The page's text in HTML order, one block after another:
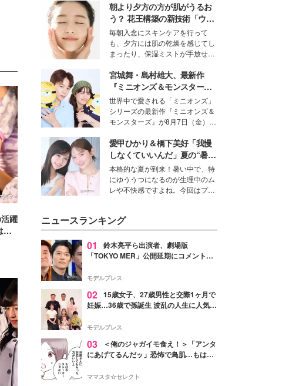
躍
、
ションの完成度を高めるベースと
して、“髪そのものの美しさ”に改
めて注目する人が増えている様
子。今回は、そんな憧れの艶やか
な髪を日常で叶える、美容好きの
女性たちのヘアケア事情を紹介し
ます。
朝より夕方の方が肌がうるお
う？ 花王構築の新技術「ウォ
ーターキャプチャリングスキ
ン（捕水肌）」がスキンケア
の常識を変える予感
毎朝入念にスキンケアを行って
も、夕方には肌の乾燥を感じてし
まったり、保湿ミストが手放せな
な美容の常識を大きく変える可能
性を秘めた、革新的な「Water
Capturing Skin（ウォーターキャ
プチャリングスキン：捕水肌）」
技術を、花王が構築した。
宮城舞・島村雄大、最新作
『ミニオンズ＆モンスター
ズ』の魅力熱弁 ハチャメチャ
だけじゃない“友情と絆”に感
動
世界中で愛される「ミニオンズ」
シリーズの最新作『ミニオンズ＆
モンスターズ』が8月7日（金）に
ニオン好き”という共通点を持つモ
デルの宮城舞と島村雄大の特別対
談をお届け！それぞれの視点か
ら、今作ならではの魅力や予想外
の感動をもたらす奥深いストーリ
ーについて熱く語り合ってもらっ
愛甲ひかり＆橋下美好「我慢
しなくていいんだ」夏の“暑さ
対策”の新しい選択肢とは？
本格的な夏が到来！暑い中で、特
にゆううつになるのが生理中のム
レや不快感ですよね。今回はプラ
好さんを迎えて本音で女子会トー
ク。猛暑のお出かけを快適に過ご
すヒントや、2人が感動した夏の
生理の新常識にも迫りました。
ニュースランキング
01
鈴木亮平ら出演者、劇場版
「TOKYO MER」公開延期にコメント
最大の敬意とエールを」
モデルプレス
02 15歳女子、27歳男性と交際1ヶ月で
妊娠…36歳で孫誕生 波乱の人生に人気タ
よ！」
モデルプレス
03
＜俺のジャガイモ食え！＞「アンタ
にあげてるんだッ」恐怖で鳥肌…もはや
ママスタ☆セレクト